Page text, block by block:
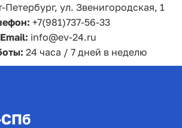
Петербург, ул. Звенигородская, 1
+7(981)737-56-33
Email: info@ev-24.ru
24 часа / 7 дней в неделю
СПб